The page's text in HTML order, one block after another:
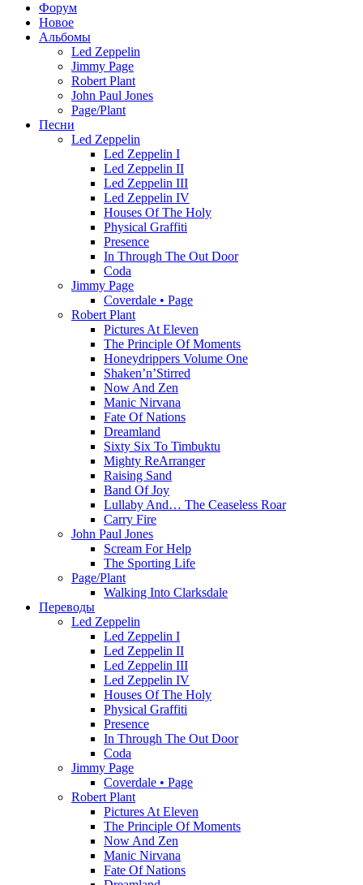
Форум
Новоe
Альбомы
Led Zeppelin
Jimmy Page
Robert Plant
John Paul Jones
Page/Plant
Песни
Led Zeppelin
Led Zeppelin I
Led Zeppelin II
Led Zeppelin III
Led Zeppelin IV
Houses Of The Holy
Physical Graffiti
Presence
In Through The Out Door
Coda
Jimmy Page
Coverdale • Page
Robert Plant
Pictures At Eleven
The Principle Of Moments
Honeydrippers Volume One
Shaken’n’Stirred
Now And Zen
Manic Nirvana
Fate Of Nations
Dreamland
Sixty Six To Timbuktu
Mighty ReArranger
Raising Sand
Band Of Joy
Lullaby And… The Ceaseless Roar
Carry Fire
John Paul Jones
Scream For Help
The Sporting Life
Page/Plant
Walking Into Clarksdale
Переводы
Led Zeppelin
Led Zeppelin I
Led Zeppelin II
Led Zeppelin III
Led Zeppelin IV
Houses Of The Holy
Physical Graffiti
Presence
In Through The Out Door
Coda
Jimmy Page
Coverdale • Page
Robert Plant
Pictures At Eleven
The Principle Of Moments
Now And Zen
Manic Nirvana
Fate Of Nations